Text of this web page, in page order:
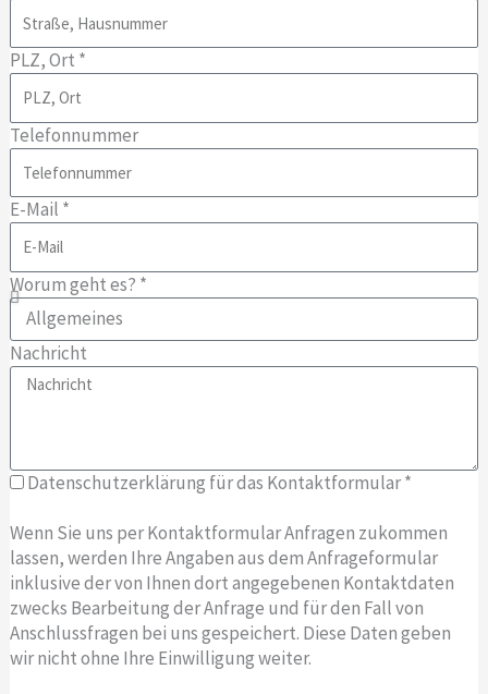
PLZ, Ort *
Telefonnummer
E-Mail *
Worum geht es? *
Nachricht
Datenschutzerklärung für das Kontaktformular *
Wenn Sie uns per Kontaktformular Anfragen zukommen
lassen, werden Ihre Angaben aus dem Anfrageformular
inklusive der von Ihnen dort angegebenen Kontaktdaten
zwecks Bearbeitung der Anfrage und für den Fall von
Anschlussfragen bei uns gespeichert. Diese Daten geben
wir nicht ohne Ihre Einwilligung weiter.